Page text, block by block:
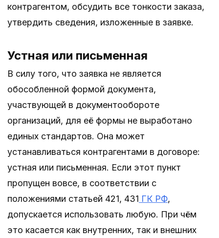
контрагентом, обсудить все тонкости заказа,
утвердить сведения, изложенные в заявке.
Устная или письменная
В силу того, что заявка не является
обособленной формой документа,
участвующей в документообороте
организаций, для её формы не выработано
единых стандартов. Она может
устанавливаться контрагентами в договоре:
устная или письменная. Если этот пункт
пропущен вовсе, в соответствии с
положениями статьей 421, 431 ГК РФ,
допускается использовать любую. При чём
это касается как внутренних, так и внешних